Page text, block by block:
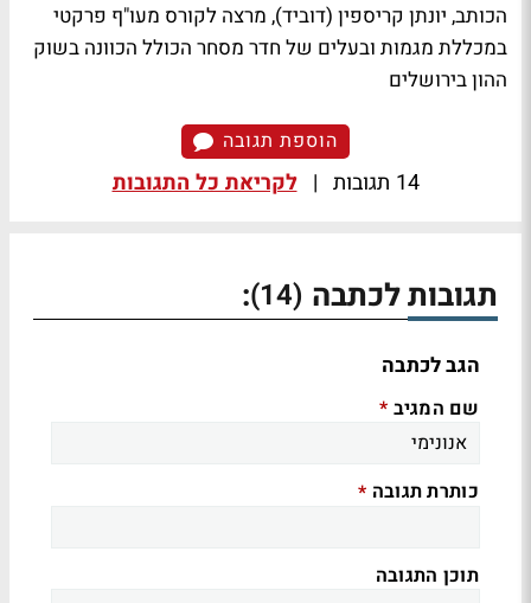
הכותב, יונתן קריספין (דוביד), מרצה לקורס מעו"ף פרקטי
במכללת מגמות ובעלים של חדר מסחר הכולל הכוונה בשוק
ההון בירושלים
הוספת תגובה
14 תגובות | לקריאת כל התגובות
תגובות לכתבה (14)
:
הגב לכתבה
שם המגיב *
כותרת תגובה *
תוכן התגובה